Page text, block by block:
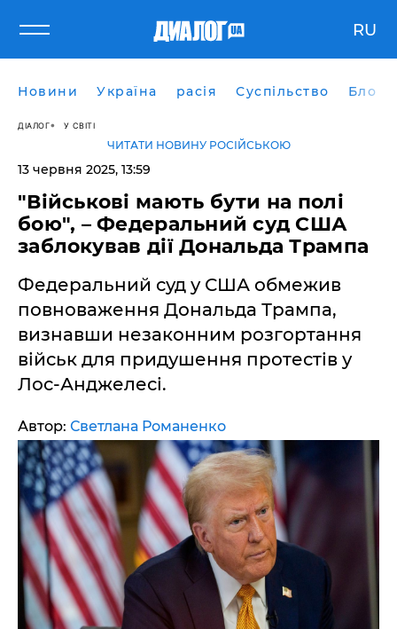
RU
Новини Україна расія Суспільство Блоги
ДІАЛОГ У СВІТІ
ЧИТАТИ НОВИНУ РОСІЙСЬКОЮ
13 червня 2025, 13:59
"Військові мають бути на полі
бою", – Федеральний суд США
заблокував дії Дональда Трампа
Федеральний суд у США обмежив
повноваження Дональда Трампа,
визнавши незаконним розгортання
військ для придушення протестів у
Лос-Анджелесі.
Автор: Светлана Романенко